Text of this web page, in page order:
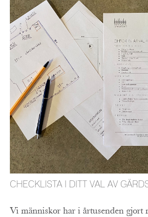
CHECKLISTA I DITT VAL AV
Vi människor har i årtusenden gjort